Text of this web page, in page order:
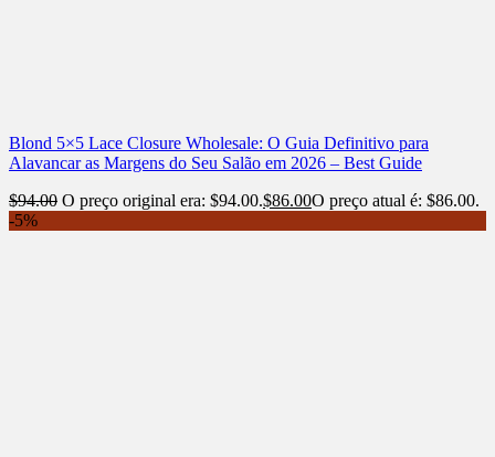
Blond 5×5 Lace Closure Wholesale: O Guia Definitivo para
Alavancar as Margens do Seu Salão em 2026 – Best Guide
$94.00 O preço original era: $94.00.$86.00O preço atual é: $86.00.
-5%